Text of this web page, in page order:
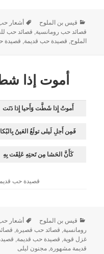
قيس بن الملوح أشعار
قصائد حب رومانسية, قصائد حب
الملوح, قصيدة حب قديمة, قصيدة
أموت إذا
أَموتُ إِذا شَطَّت وَأَحيا إِذا دَنَت
فَمِن أَجلِ لَيلى تولَعُ العَينُ بِالبُكا
كَأَنَّ الحَشا مِن تَحتِهِ عَلِقَت بِهِ
قصيدة حب
قيس بن الملوح أشعار
رومانسية قصائد حب قصيرة
غزل قوية قصيدة حب قديمة
قديمة مشهورة ,مجنون ليلى